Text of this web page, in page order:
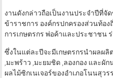
งานดังกล่าวถือเป็นงานประจำปีที่
ข้าราชการ องค์กรปกครองส่วนท้อ
การเกษตรกร พ่อค้าและประชาชน
ซึ่งในแต่ละปีจะมีเกษตรกรนำผลผลิ
,มะพร้าว ,มะยมชิด ,ลองกอง และผั
ผลไม้ซิกเนเจอร์ของอำเภอโนนสุว